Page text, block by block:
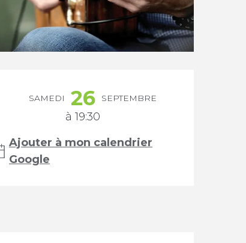
Ouverture et
SAMEDI 26 SEPTEMBRE
à 19:30
Ajouter à mon calendrier
Google